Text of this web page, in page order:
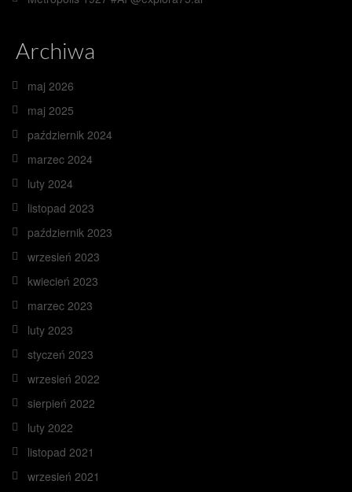
Archiwa
maj 2026
maj 2025
październik 2024
marzec 2024
luty 2024
listopad 2023
październik 2023
wrzesień 2023
kwiecień 2023
marzec 2023
luty 2023
styczeń 2023
wrzesień 2022
sierpień 2022
luty 2022
listopad 2021
wrzesień 2021